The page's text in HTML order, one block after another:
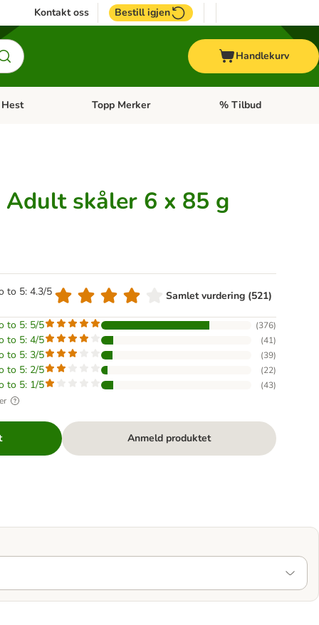
Kontakt oss Bestill igjen
Handlekurv
kategorimeny: + Veterinærfôr
Hest Åpne kategorimeny: Hest
Topp Merker Åpne kategorimeny:
% Tilbud
skåler 6 x 85 g
to 5: 4.3/5 Samlet vurdering (521)
to 5: 5/5 (376)
to 5: 4/5 (41)
to 5: 3/5 (39)
to 5: 2/5 (22)
to 5: 1/5 (43)
Anmeld produktet